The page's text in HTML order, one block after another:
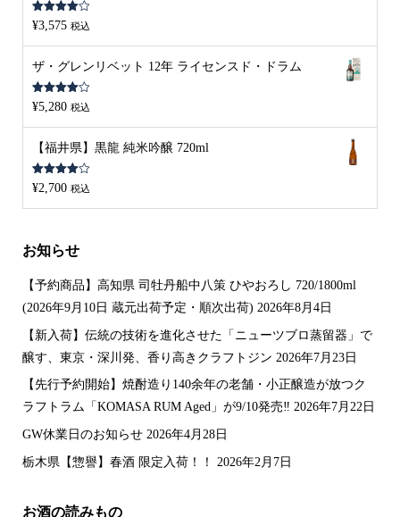
5段階中
4.00の評
¥3,575 税込
ザ・グレンリベット 12年 ライセンスド・ドラム
5段階中
4.00の評
¥5,280 税込
【福井県】黒龍 純米吟醸 720ml
5段階中
4.00の評
¥2,700 税込
お知らせ
【予約商品】高知県 司牡丹船中八策 ひやおろし 720/1800ml
(2026年9月10日 蔵元出荷予定・順次出荷) 2026年8月4日
【新入荷】伝統の技術を進化させた「ニューツブロ蒸留器」で
醸す、東京・深川発、香り高きクラフトジン 2026年7月23日
【先行予約開始】焼酎造り140余年の老舗・小正醸造が放つク
ラフトラム「KOMASA RUM Aged」が9/10発売‼️ 2026年7月22日
GW休業日のお知らせ 2026年4月28日
栃木県【惣譽】春酒 限定入荷！！ 2026年2月7日
お酒の読みもの